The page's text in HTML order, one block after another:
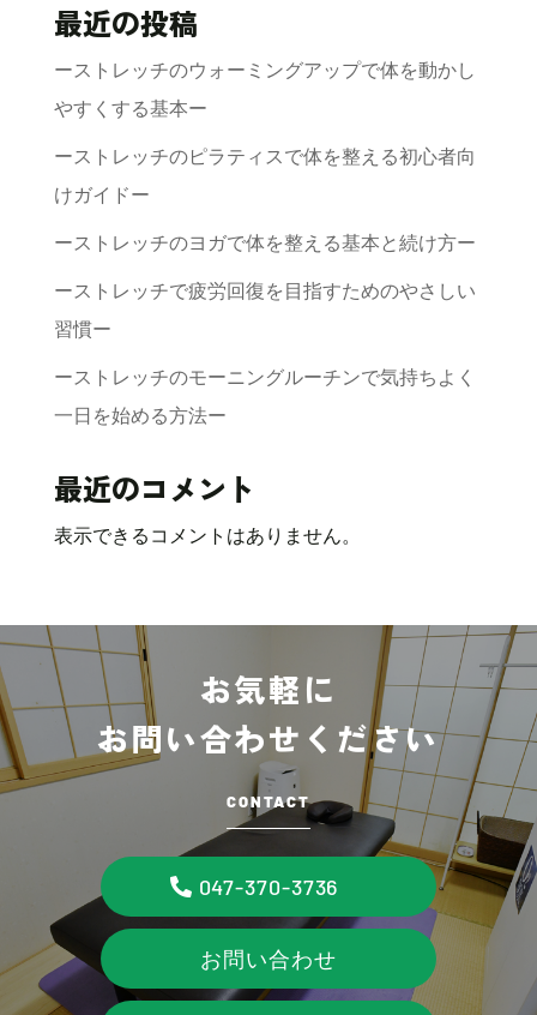
最近の投稿
ーストレッチのウォーミングアップで体を動かし
やすくする基本ー
ーストレッチのピラティスで体を整える初心者向
けガイドー
ーストレッチのヨガで体を整える基本と続け方ー
ーストレッチで疲労回復を目指すためのやさしい
習慣ー
ーストレッチのモーニングルーチンで気持ちよく
一日を始める方法ー
最近のコメント
表示できるコメントはありません。
お気軽に
お問い合わせください
CONTACT
047-370-3736
お問い合わせ